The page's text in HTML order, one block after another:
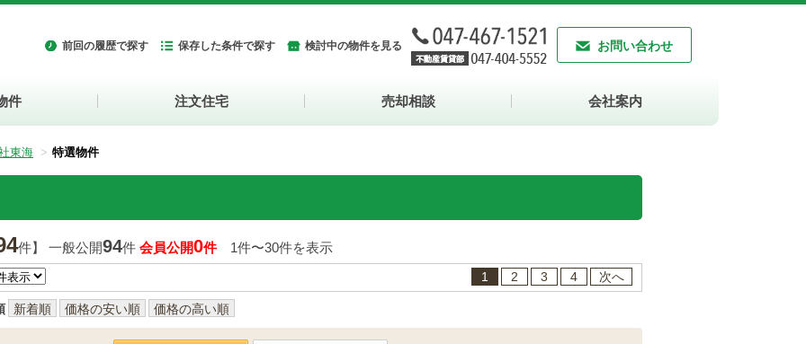
前回の履歴で探す 保存した条件で探す 検討中の物件を見る お問い合わせ
件 注文住宅 売却相談 会社案内
東海 特選物件
件】 一般公開94件 会員公開0件1件〜30件を表示
1 2 3 4 次へ
新着順 価格の安い順 価格の高い順